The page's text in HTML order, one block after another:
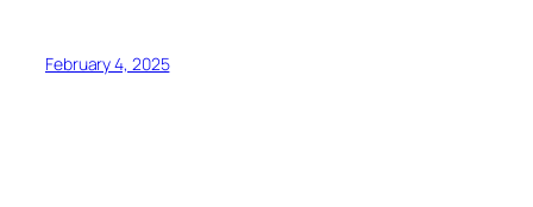
February 4, 2025